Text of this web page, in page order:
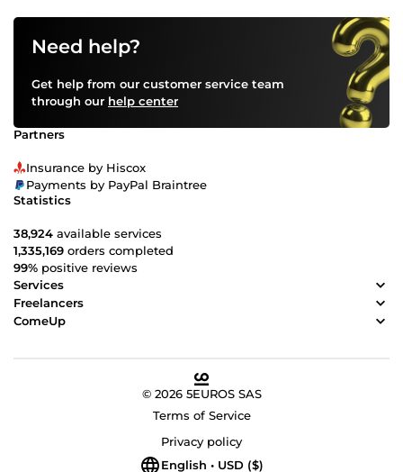
Need help?
Get help from our customer service team
through our help center
Partners
Insurance by Hiscox
Payments by PayPal Braintree
Statistics
38,924 available services
1,335,169 orders completed
99% positive reviews
Services
Freelancers
ComeUp
© 2026 5EUROS SAS
Terms of Service
Privacy policy
English • USD ($)